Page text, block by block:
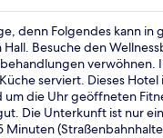
denn Folgendes kann in
Besuche den
verwöhnen.
serviert. Dieses
die Uhr geöffneten
Die Unterkunft ist nur